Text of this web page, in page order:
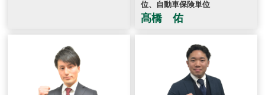
位、自動車保険単位
髙橋 佑